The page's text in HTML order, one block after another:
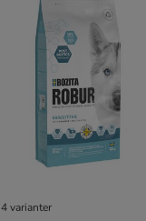
4 varianter